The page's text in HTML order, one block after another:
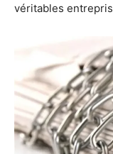
véritables